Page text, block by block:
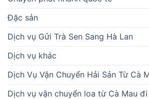
Đặc sản
Dịch vụ Gửi Trà Sen Sang Hà Lan
Dịch vụ khác
Dịch Vụ Vận Chuyển Hải Sản Từ Cà
Dịch vụ vận chuyển loa từ Cà Mau đi